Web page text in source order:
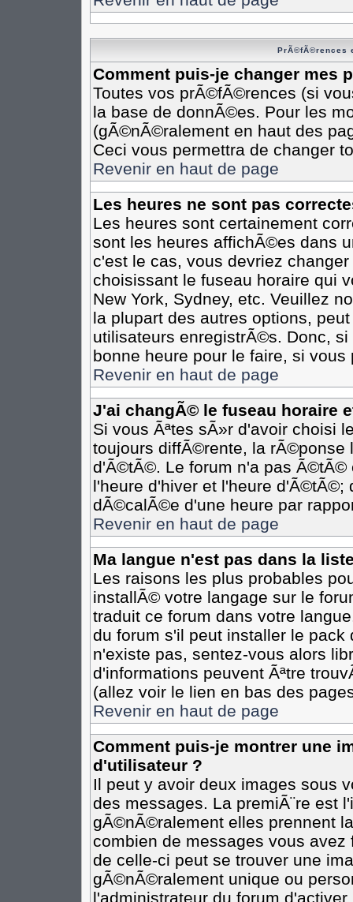
PrÃ©fÃ©rences
Comment puis-je changer mes
Toutes vos prÃ©fÃ©rences (si
la base de donnÃ©es. Pour les
(gÃ©nÃ©ralement en haut des
Ceci vous permettra de changer
Revenir en haut de page
Les heures ne sont pas
Les heures sont certainement
sont les heures affichÃ©es dans
c'est le cas, vous devriez
choisissant le fuseau horaire qui
New York, Sydney, etc. Veuillez
la plupart des autres options,
utilisateurs enregistrÃ©s. Donc,
bonne heure pour le faire, si
Revenir en haut de page
J'ai changÃ© le fuseau horaire
Si vous Ãªtes sÃ»r d'avoir choisi
toujours diffÃ©rente, la
d'Ã©tÃ©. Le forum n'a pas Ã©tÃ©
l'heure d'hiver et l'heure
dÃ©calÃ©e d'une heure par
Revenir en haut de page
Ma langue n'est pas dans la
Les raisons les plus probables
installÃ© votre langage sur le
traduit ce forum dans votre
du forum s'il peut installer le
n'existe pas, sentez-vous alors
d'informations peuvent Ãªtre
(allez voir le lien en bas des
Revenir en haut de page
Comment puis-je montrer une
d'utilisateur ?
Il peut y avoir deux images sous
des messages. La premiÃ¨re est
gÃ©nÃ©ralement elles prennent
combien de messages vous
de celle-ci peut se trouver une
gÃ©nÃ©ralement unique ou
l'administrateur du forum